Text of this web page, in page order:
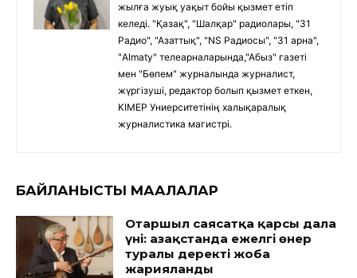
жылға жуық уақыт бойы қызмет етіп
келеді. "Қазақ", "Шалқар" радиолары, "31
Радио", "Азаттық", "NS Радиосы", "31 арна",
"Almaty" телеарналарында,"Абыз" газеті
мен "Бөпем" журналында журналист,
жүргізуші, редактор болып қызмет еткен,
KIMEP Униерситетінің халықаралық
журналистика магистрі.
БАЙЛАНЫСТЫ МАҚАЛАЛАР
Отаршыл саясатқа қарсы дала
үні: Қазақстанда ежелгі өнер
туралы деректі жоба
жарияланды